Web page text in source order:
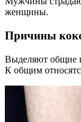
женщины.
Причины
Выделяют общие
К общим